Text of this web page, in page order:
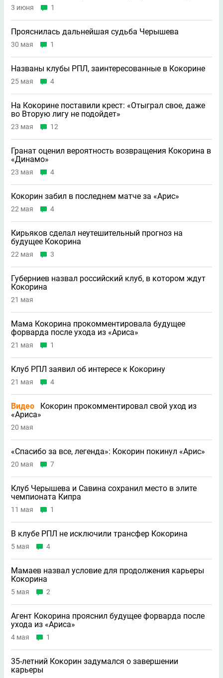
3 июня 1
Прояснилась дальнейшая судьба Черышева
30 мая 1
Названы клубы РПЛ, заинтересованные в Кокорине
25 мая 4
На Кокорине поставили крест: «Отыграл свое, даже
во Вторую лигу не подойдет»
23 мая 12
Гранат оценил вероятность возвращения Кокорина в
«Динамо»
23 мая 4
Кокорин забил в последнем матче за «Арис»
22 мая 4
Кирьяков сделал неутешительный прогноз на
будущее Кокорина
22 мая 3
Губерниев назвал российский клуб, в котором ждут
Кокорина
21 мая
Мама Кокорина прокомментировала будущее
форварда после ухода из «Ариса»
21 мая 1
Клуб РПЛ заявил об интересе к Кокорину
21 мая 4
Видео
Кокорин прокомментировал свой уход из
«Ариса»
20 мая
«Спасибо за все, легенда»: Кокорин покинул «Арис»
20 мая 7
Клуб Черышева и Савина сохранил место в элите
чемпионата Кипра
11 мая 1
В клубе РПЛ не исключили трансфер Кокорина
5 мая 4
Мамаев назвал условие для продолжения карьеры
Кокорина
5 мая 2
Агент Кокорина прояснил будущее форварда после
ухода из «Ариса»
4 мая 1
35-летний Кокорин задумался о завершении
карьеры